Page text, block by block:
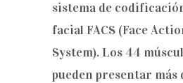
sistema de
facial FACS (Face
System). Los 44
pueden presentar más